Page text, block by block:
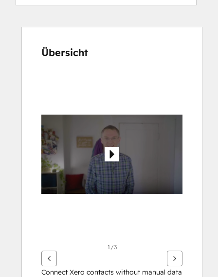
Übersicht
andere
Elemente
anzuzeigen
1/3
Connect Xero contacts without manual data